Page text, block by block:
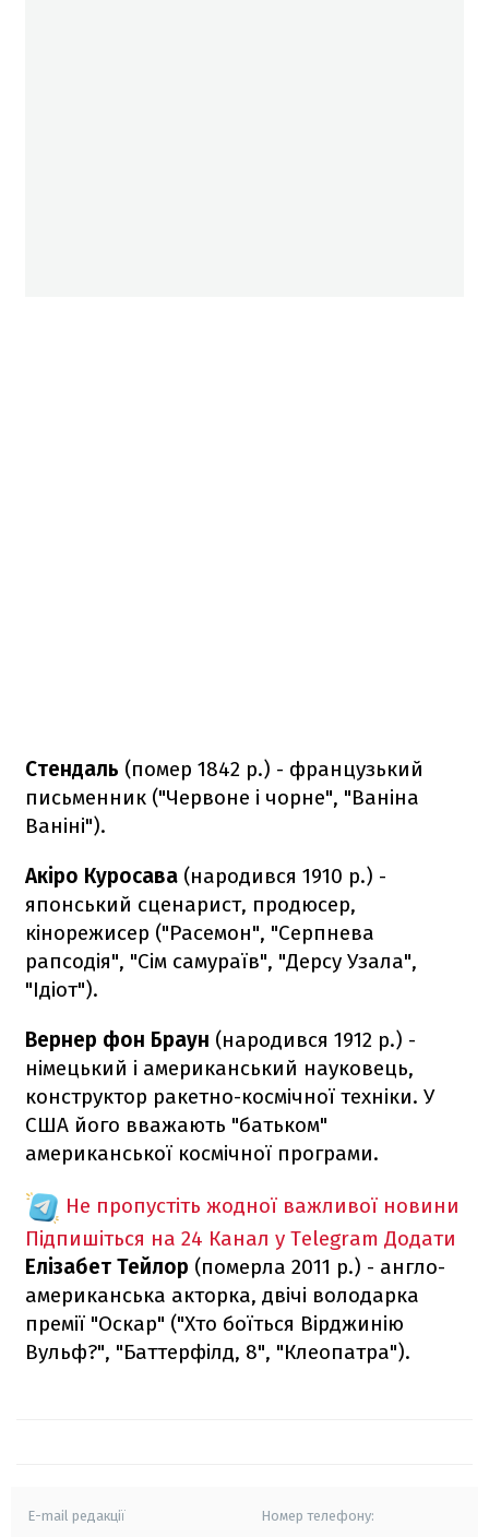
Стендаль (помер 1842 р.) - французький
письменник ("Червоне і чорне", "Ваніна
Ваніні").
Акіро Куросава (народився 1910 р.) -
японський сценарист, продюсер,
кінорежисер ("Расемон", "Серпнева
рапсодія", "Сім самураїв", "Дерсу Узала",
"Ідіот").
Вернер фон Браун (народився 1912 р.) -
німецький і американський науковець,
конструктор ракетно-космічної техніки. У
США його вважають "батьком"
американської космічної програми.
Не пропустіть жодної важливої новини
Підпишіться на 24 Канал у Telegram Додати
Елізабет Тейлор (померла 2011 р.) - англо-
американська акторка, двічі володарка
премії "Оскар" ("Хто боїться Вірджинію
Вульф?", "Баттерфілд, 8", "Клеопатра").
E-mail редакції Номер телефону: